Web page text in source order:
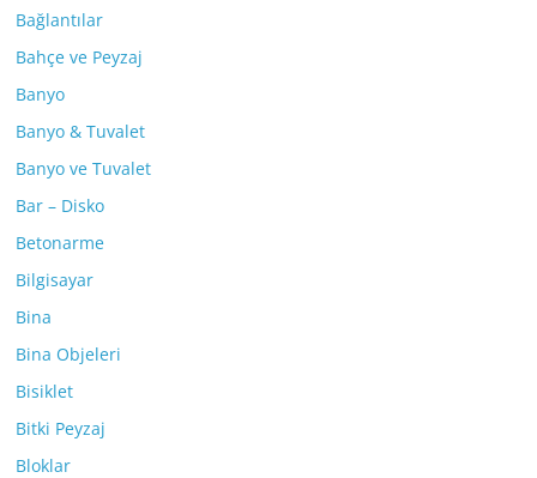
Bağlantılar
Bahçe ve Peyzaj
Banyo
Banyo & Tuvalet
Banyo ve Tuvalet
Bar – Disko
Betonarme
Bilgisayar
Bina
Bina Objeleri
Bisiklet
Bitki Peyzaj
Bloklar